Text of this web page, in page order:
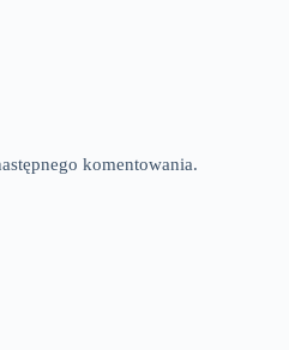
komentowania.